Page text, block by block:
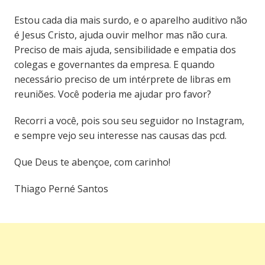
Estou cada dia mais surdo, e o aparelho auditivo não
é Jesus Cristo, ajuda ouvir melhor mas não cura.
Preciso de mais ajuda, sensibilidade e empatia dos
colegas e governantes da empresa. E quando
necessário preciso de um intérprete de libras em
reuniões. Você poderia me ajudar pro favor?
Recorri a você, pois sou seu seguidor no Instagram,
e sempre vejo seu interesse nas causas das pcd.
Que Deus te abençoe, com carinho!
Thiago Perné Santos